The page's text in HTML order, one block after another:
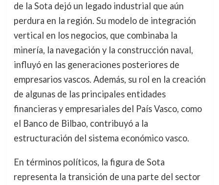
de la Sota dejó un legado industrial que aún
perdura en la región. Su modelo de integración
vertical en los negocios, que combinaba la
minería, la navegación y la construcción naval,
influyó en las generaciones posteriores de
empresarios vascos. Además, su rol en la creación
de algunas de las principales entidades
financieras y empresariales del País Vasco, como
el Banco de Bilbao, contribuyó a la
estructuración del sistema económico vasco.
En términos políticos, la figura de Sota
representa la transición de una parte del sector